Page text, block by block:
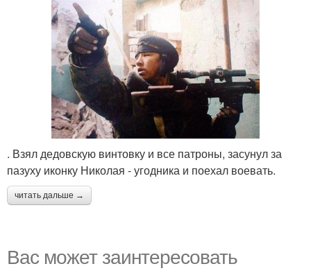
. Взял дедовскую винтовку и все патроны, засунул за
пазуху иконку Николая - угодника и поехал воевать.
читать дальше →
Вас может заинтересовать